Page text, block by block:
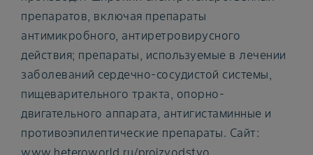
препаратов, включая препараты
антимикробного, антиретровирусного
действия; препараты, используемые в лечении
заболеваний сердечно-сосудистой системы,
пищеварительного тракта, опорно-
двигательного аппарата, антигистаминные и
противоэпилептические препараты. Сайт: